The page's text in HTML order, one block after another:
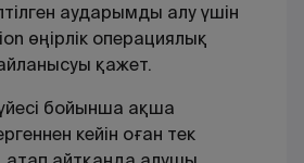
аударымды алу үшін
өңірлік операциялық
қажет.
бойынша ақша
кейін оған тек